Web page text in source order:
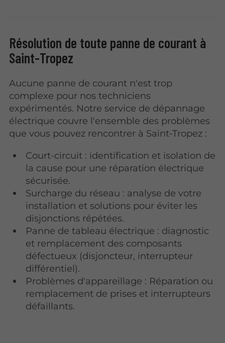
Résolution de toute panne de courant à
Saint-Tropez
Aucune panne de courant n'est trop
complexe pour nos techniciens
expérimentés. Notre service de dépannage
électrique couvre l'ensemble des problèmes
que vous pouvez rencontrer à Saint-Tropez :
Court-circuit : identification et isolation de
la cause pour une réparation électrique
sécurisée.
Surcharge du réseau : analyse de votre
installation et solutions pour éviter les
disjonctions répétées.
Panne de tableau électrique : diagnostic
et remplacement des composants
défectueux (disjoncteur, interrupteur
différentiel).
Problèmes d'appareillage : Réparation ou
remplacement de prises et interrupteurs
défaillants.